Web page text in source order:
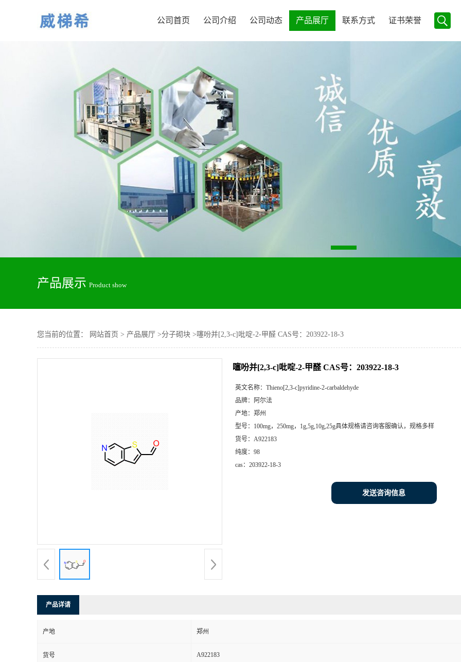
公司首页 公司介绍 公司动态 产品展厅 联系方式 证书荣誉
产品展示 Product show
您当前的位置： 网站首页 > 产品展厅 >分子砌块 >噻吩并[2,3-c]吡啶-2-甲醛 CAS号：203922-18-3
噻吩并[2,3-c]吡啶-2-甲醛 CAS号：203922-18-3
英文名称： Thieno[2,3-c]pyridine-2-carbaldehyde
品牌：
阿尔法
产地： 郑州
型号： 100mg，250mg，1g,5g,10g,25g具体规格请咨询客服确认，规格多样
货号： A922183
纯度： 98
cas： 203922-18-3
发送咨询信息
产品详请
产地 郑州
货号 A922183